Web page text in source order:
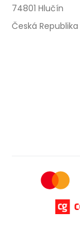
74801 Hlučín
Česká Republika